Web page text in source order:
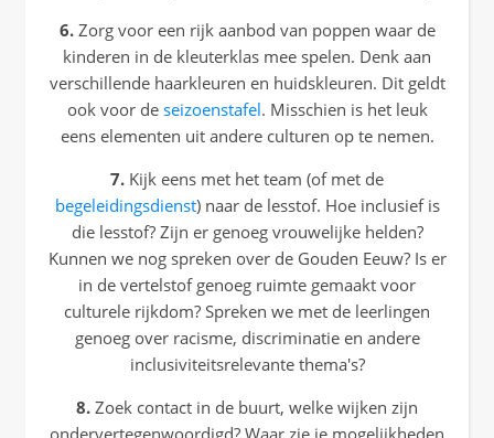
6.Zorg voor een rijk aanbod van poppen waar de
kinderen in de kleuterklas mee spelen. Denk aan
verschillende haarkleuren en huidskleuren. Dit geldt
ook voor de seizoenstafel. Misschien is het leuk
eens elementen uit andere culturen op te nemen.
7. Kijk eens met het team (of met de
begeleidingsdienst) naar de lesstof. Hoe inclusief is
die lesstof? Zijn er genoeg vrouwelijke helden?
Kunnen we nog spreken over de Gouden Eeuw? Is er
in de vertelstof genoeg ruimte gemaakt voor
culturele rijkdom? Spreken we met de leerlingen
genoeg over racisme, discriminatie en andere
inclusiviteitsrelevante thema's?
8. Zoek contact in de buurt, welke wijken zijn